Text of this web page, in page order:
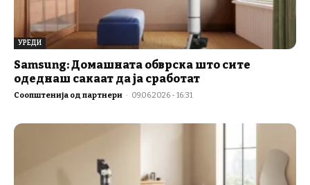
УРЕДИ
Samsung: Домашната обврска што сите
одеднаш сакаат да ја сработат
Соопштенија од партнери - 09.06.2026 - 16:31